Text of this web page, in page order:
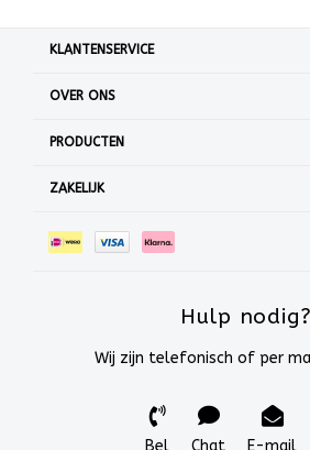
KLANTENSERVICE
OVER ONS
PRODUCTEN
ZAKELIJK
Hulp nodig?
Wij zijn telefonisch of per
Bel Chat E-mail